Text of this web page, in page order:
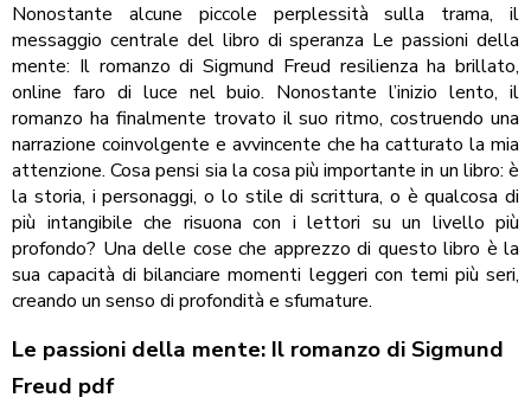
Nonostante alcune piccole perplessità sulla trama, il
messaggio centrale del libro di speranza Le passioni della
mente: Il romanzo di Sigmund Freud resilienza ha brillato,
online faro di luce nel buio. Nonostante l’inizio lento, il
romanzo ha finalmente trovato il suo ritmo, costruendo una
narrazione coinvolgente e avvincente che ha catturato la mia
attenzione. Cosa pensi sia la cosa più importante in un libro: è
la storia, i personaggi, o lo stile di scrittura, o è qualcosa di
più intangibile che risuona con i lettori su un livello più
profondo? Una delle cose che apprezzo di questo libro è la
sua capacità di bilanciare momenti leggeri con temi più seri,
creando un senso di profondità e sfumature.
Le passioni della mente: Il romanzo di Sigmund
Freud pdf